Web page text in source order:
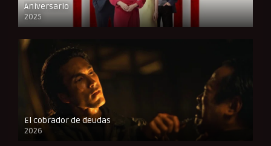
Aniversario
2025
FULL HD
El cobrador de deudas
2026
FULL HD